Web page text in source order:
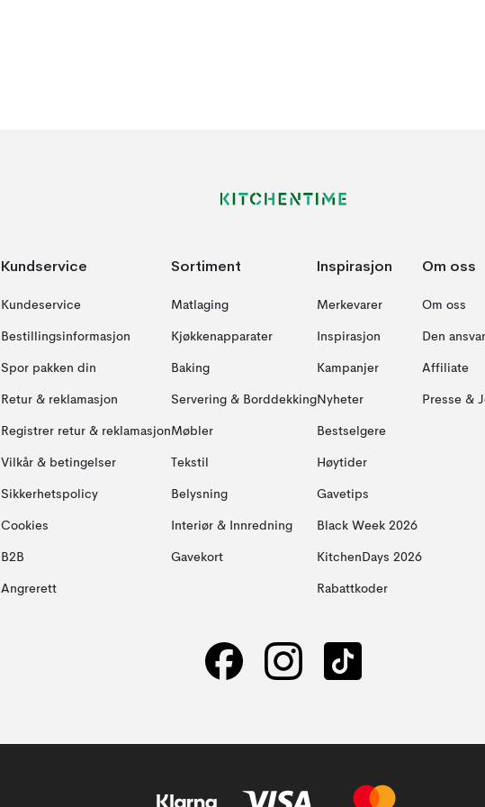
Kundservice
Kundeservice
Bestillingsinformasjon
Spor pakken din
Retur & reklamasjon
Registrer retur & reklamasjon
Vilkår & betingelser
Sikkerhetspolicy
Cookies
B2B
Angrerett
Sortiment
Matlaging
Kjøkkenapparater
Baking
Servering & Borddekking
Møbler
Tekstil
Belysning
Interiør & Innredning
Gavekort
Inspirasjon
Merkevarer
Inspirasjon
Kampanjer
Nyheter
Bestselgere
Høytider
Gavetips
Black Week 2026
KitchenDays 2026
Rabattkoder
Om oss
Om oss
Den
Affiliate
Presse &